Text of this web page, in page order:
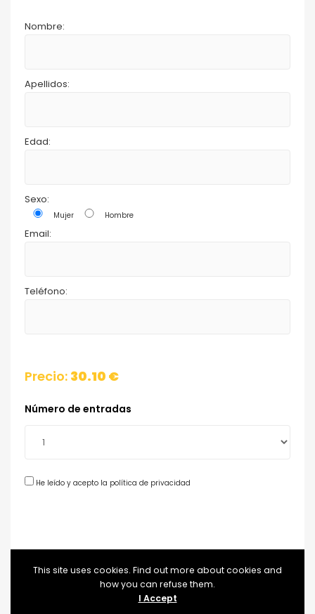
Nombre:
Apellidos:
Edad:
Sexo:
Mujer Hombre
Email:
Teléfono:
Precio: 30.10 €
Número de entradas
He leído y acepto la política de privacidad
This site uses cookies. Find out more about cookies and
how you can refuse them.
I Accept